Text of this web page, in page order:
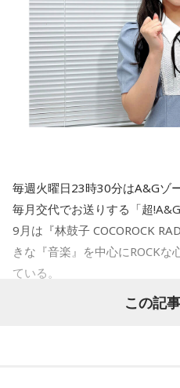
そんな中でゲス
ン」
人力舎のしばんちゃんの後輩が
まず冒頭でネタをやって頂い
おか＆しば「トンツカ
タン♬」「トンツカタ
カトンツカタン♬」
とってもとってもネタがやりに
しか～～～し、いざネタが始
・柏原さんは神戸ユニバ
・西本さん、加納さんは京都
・柏原さん都大路への思い
まもなく学生駅伝シー
・文化放送で番組収録を
・横田さんベルリンマラソン
歓迎？
――バッティングに関して、具
ごたえを感じていますか？
龍世「まず、粘り強いバッテ
四球を取れているのが自分の
じているところ(9月7日現在、
打率も今までに比べたら良い
――数字を見ていてご自身も良
龍世「そうですね。やっぱり
に共通していることだとは思
――粘れるようになったという
いボールをカットできる技術
毎週火曜日23時30分はA&Gゾ
毎月交代でお送りする「超
9月は『林鼓子 COCOROCK
きな『音楽』を中心にROCK
ている。
9月5日の初回放送では、番組
この記